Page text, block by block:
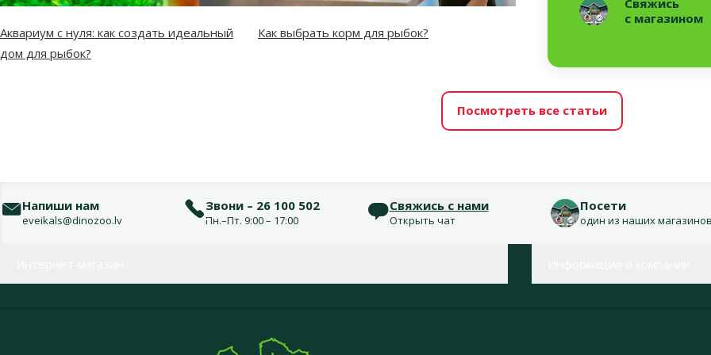
с магазином
Аквариум с нуля: как создать идеальный
дом для рыбок?
Как выбрать корм для рыбок?
Посмотреть все статьи
Напиши нам
eveikals@dinozoo.lv
Звони – 26 100 502
Пн.–Пт. 9:00 – 17:00
Свяжись с нами
Открыть чат
Посети
один из наших